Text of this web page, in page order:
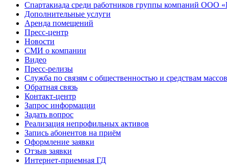
Спартакиада среди работников группы компаний ООО
Дополнительные услуги
Аренда помещений
Пресс-центр
Новости
СМИ о компании
Видео
Пресс-релизы
Служба по связям с общественностью и средствам
Обратная связь
Контакт-центр
Запрос информации
Задать вопрос
Реализация непрофильных активов
Запись абонентов на приём
Оформление заявки
Отзыв заявки
Интернет-приемная ГД